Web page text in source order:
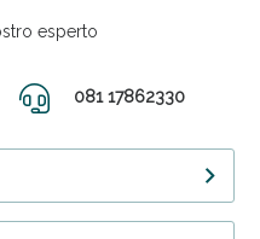
esperto
081 17862330